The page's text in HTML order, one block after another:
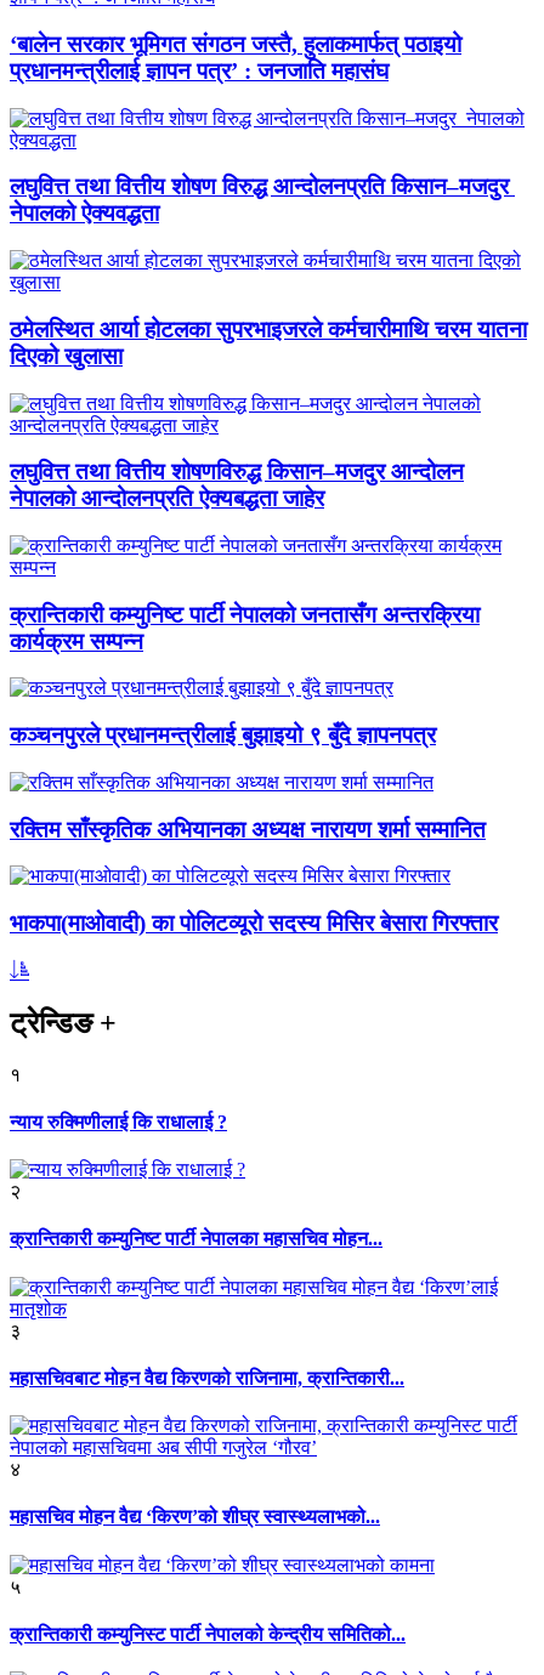
‘बालेन सरकार भूमिगत संगठन जस्तै, हुलाकमार्फत् पठाइयो
प्रधानमन्त्रीलाई ज्ञापन पत्र’ : जनजाति महासंघ
लघुवित्त तथा वित्तीय शोषण विरुद्ध आन्दोलनप्रति किसान–मजदुर
नेपालको ऐक्यवद्धता
ठमेलस्थित आर्या होटलका सुपरभाइजरले कर्मचारीमाथि चरम यातना
दिएको खुलासा
लघुवित्त तथा वित्तीय शोषणविरुद्ध किसान–मजदुर आन्दोलन
नेपालको आन्दोलनप्रति ऐक्यबद्धता जाहेर
क्रान्तिकारी कम्युनिष्ट पार्टी नेपालको जनतासँग अन्तरक्रिया
कार्यक्रम सम्पन्न
कञ्चनपुरले प्रधानमन्त्रीलाई बुझाइयो ९ बुँदे ज्ञापनपत्र
रक्तिम साँस्कृतिक अभियानका अध्यक्ष नारायण शर्मा सम्मानित
भाकपा(माओवादी) का पोलिटव्यूरो सदस्य मिसिर बेसारा गिरफ्तार
ट्रेन्डिङ+
१
न्याय रुक्मिणीलाई कि राधालाई ?
२
क्रान्तिकारी कम्युनिष्ट पार्टी नेपालका महासचिव मोहन...
३
महासचिवबाट मोहन वैद्य किरणको राजिनामा, क्रान्तिकारी...
४
महासचिव मोहन वैद्य ‘किरण’को शीघ्र स्वास्थ्यलाभको...
५
क्रान्तिकारी कम्युनिस्ट पार्टी नेपालको केन्द्रीय समितिको...